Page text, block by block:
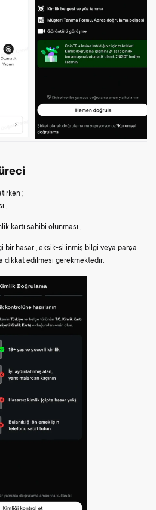
;
,
kartı sahibi olunması ,
bir hasar , eksik-silinmiş bilgi veya parça
dikkat edilmesi gerekmektedir.